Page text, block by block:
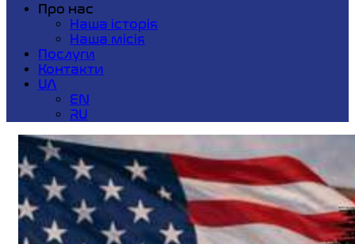
Про нас
Наша історія
Наша місія
Послуги
Контакти
UA
EN
RU